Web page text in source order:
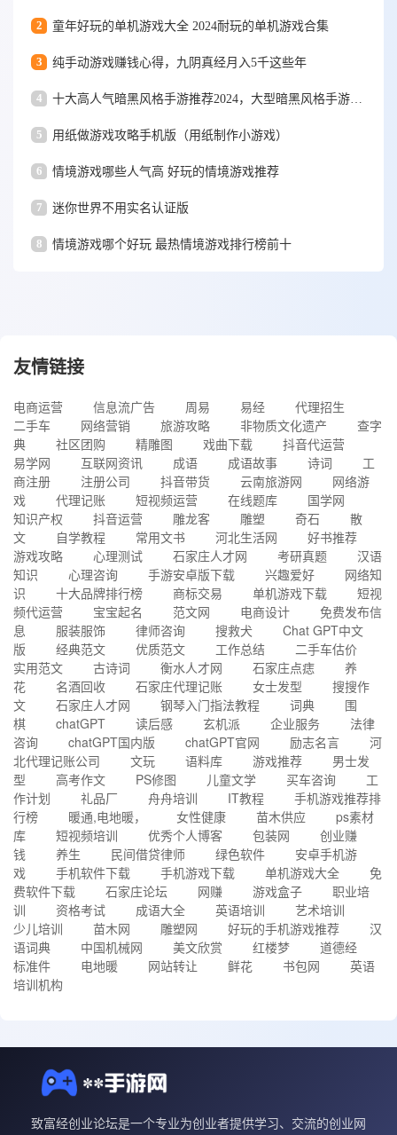
2 童年好玩的单机游戏大全 2024耐玩的单机游戏合集
3 纯手动游戏赚钱心得，九阴真经月入5千这些年
4
5 用纸做游戏攻略手机版（用纸制作小游戏）
6 情境游戏哪些人气高 好玩的情境游戏推荐
7 迷你世界不用实名认证版
8 情境游戏哪个好玩 最热情境游戏排行榜前十
友情链接
电商运营 信息流广告 周易 易经
代理招生
二手车
网络营销 旅游攻略 非物质文化遗产
查字
典
社区团购 精雕图 戏曲下载
抖音代运营
易学网
互联网资讯 成语 成语故事 诗词
工
商注册
注册公司 抖音带货 云南旅游网
网络游
戏
代理记账 短视频运营 在线题库
国学网
知识产权
抖音运营 雕龙客 雕塑 奇石
散
文
自学教程 常用文书 河北生活网
好书推荐
游戏攻略
心理测试 石家庄人才网 考研真题
汉语
知识
心理咨询 手游安卓版下载 兴趣爱好
网络知
识
十大品牌排行榜 商标交易 单机游戏下载
短视
频代运营
宝宝起名 范文网 电商设计
免费发布信
息
服装服饰 律师咨询 搜救犬
Chat GPT中文
版
经典范文 优质范文 工作总结
二手车估价
实用范文
古诗词 衡水人才网 石家庄点痣
养
花
名酒回收 石家庄代理记账 女士发型
搜搜作
文
石家庄人才网 钢琴入门指法教程 词典
围
棋
chatGPT 读后感 玄机派 企业服务
法律
咨询
chatGPT国内版 chatGPT官网 励志名言
河
北代理记账公司
文玩 语料库 游戏推荐
男士发
型
高考作文 PS修图 儿童文学 买车咨询
工
作计划
礼品厂 舟舟培训 IT教程
手机游戏推荐排
行榜
暖通,电地暖， 女性健康 苗木供应
ps素材
库
短视频培训 优秀个人博客 包装网
创业赚
钱
养生 民间借贷律师 绿色软件
安卓手机游
戏
手机软件下载 手机游戏下载 单机游戏大全
免
费软件下载
石家庄论坛 网赚 游戏盒子
职业培
训
资格考试 成语大全 英语培训
艺术培训
少儿培训
苗木网 雕塑网 好玩的手机游戏推荐
汉
语词典
中国机械网 美文欣赏 红楼梦
道德经
标准件
电地暖 网站转让 鲜花 书包网
英语
培训机构
致富经创业论坛是一个专业为创业者提供学习、交流的创业网